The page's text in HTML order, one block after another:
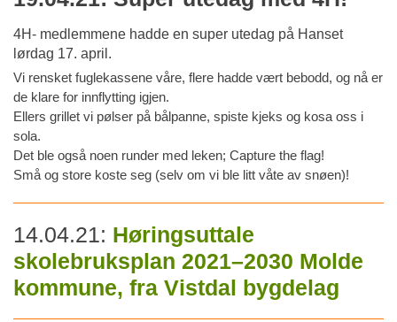
4H- medlemmene hadde en super utedag på Hanset
lørdag 17. april.
Vi rensket fuglekassene våre, flere hadde vært bebodd, og nå er
de klare for innflytting igjen.
Ellers grillet vi pølser på bålpanne, spiste kjeks og kosa oss i
sola.
Det ble også noen runder med leken; Capture the flag!
Små og store koste seg (selv om vi ble litt våte av snøen)!
14.04.21: Høringsuttale
skolebruksplan 2021–2030 Molde
kommune, fra Vistdal bygdelag